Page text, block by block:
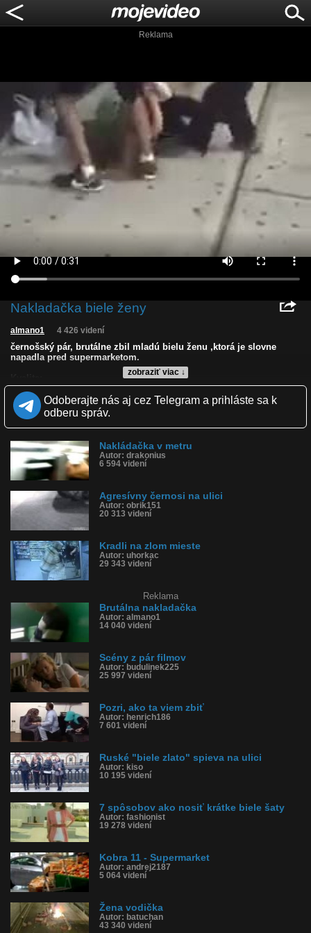
Reklama
Nakladačka biele ženy
zobraziť viac ↓
almano1 4 426 videní
černošský pár, brutálne zbil mladú bielu ženu ,ktorá je slovne
napadla pred supermarketom.
Zverejnené: 6.9.2015 21:07
Páči sa: 11% (9 hlasov)
Obľúbené: 1
Komentárov: 16
Kategória: šokujúce
Tagy: černosi, pár, zbiť, žena, supermarket, amerika
História sledovanosti videa:
Odoberajte nás aj cez Telegram a prihláste sa k
odberu správ.
Nakládačka v metru
Autor: drakonius
6 594 videní
Agresívny černosi na ulici
Autor: obrik151
20 313 videní
Kradli na zlom mieste
Autor: uhorkac
29 343 videní
Reklama
Brutálna nakladačka
Autor: almano1
14 040 videní
Scény z pár filmov
Autor: budulinek225
25 997 videní
Pozri, ako ta viem zbiť
Autor: henrich186
7 601 videní
Ruské "biele zlato" spieva na ulici
Autor: kiso
10 195 videní
7 spôsobov ako nosiť krátke biele šaty
Autor: fashionist
19 278 videní
Kobra 11 - Supermarket
Autor: andrej2187
5 064 videní
Žena vodička
Autor: batuchan
43 340 videní